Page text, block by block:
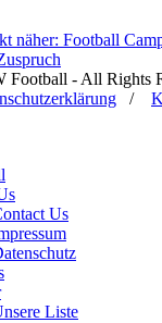
näher: Football
Football - All Rights
/
Us
Liste